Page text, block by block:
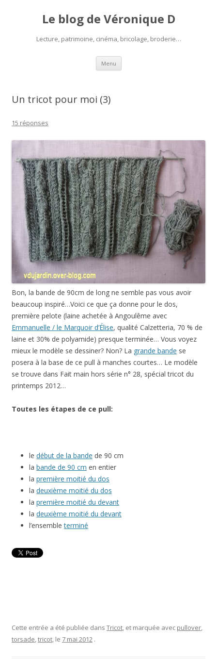
Le blog de Véronique D
Lecture, patrimoine, cinéma, bricolage, broderie…
Menu Aller
contenu
Un tricot pour moi (3)
15 réponses
Bon, la bande de 90cm de long ne semble pas vous avoir
beaucoup inspiré…Voici ce que ça donne pour le dos,
première pelote (laine achetée à Angoulême avec
Emmanuelle / le Marquoir d’Élise, qualité Calzetteria, 70 % de
laine et 30% de polyamide) presque terminée… Vous voyez
mieux le modèle se dessiner? Non? La grande bande se
posera à la base de ce pull à manches courtes… Le modèle
se trouve dans Fait main hors série n° 28, spécial tricot du
printemps 2012…
Toutes les étapes de ce pull:
le début de la bande de 90 cm
la bande de 90 cm en entier
la première moitié du dos
la deuxième moitié du dos
la première moitié du devant
la deuxième moitié du devant
l’ensembleterminé
Cette entrée a été publiée dans Tricot, et marquée avec pullover,
torsade,tricot, le 7 mai 2012 .